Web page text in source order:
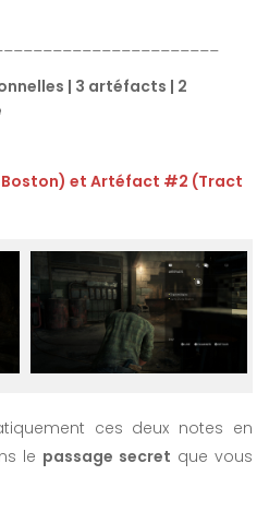
| 3 artéfacts | 2
et Artéfact #2 (Tract
ces deux notes en
le passage secret que vous